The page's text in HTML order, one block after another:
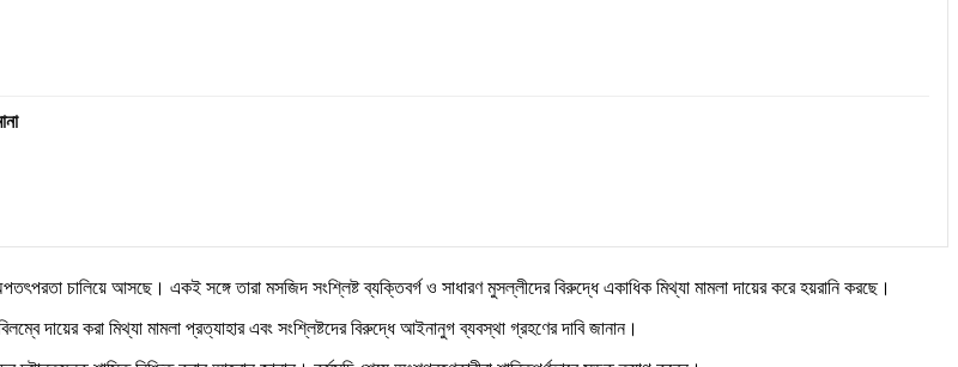
চালিয়ে আসছে। একই সঙ্গে তারা মসজিদ সংশ্লিষ্ট ব্যক্তিবর্গ ও সাধারণ মুসল্লীদের বিরুদ্ধে একাধিক মিথ্যা মামলা দায়ের করে হয়রানি করছে।
দায়ের করা মিথ্যা মামলা প্রত্যাহার এবং সংশ্লিষ্টদের বিরুদ্ধে আইনানুগ ব্যবস্থা গ্রহণের দাবি জানান।